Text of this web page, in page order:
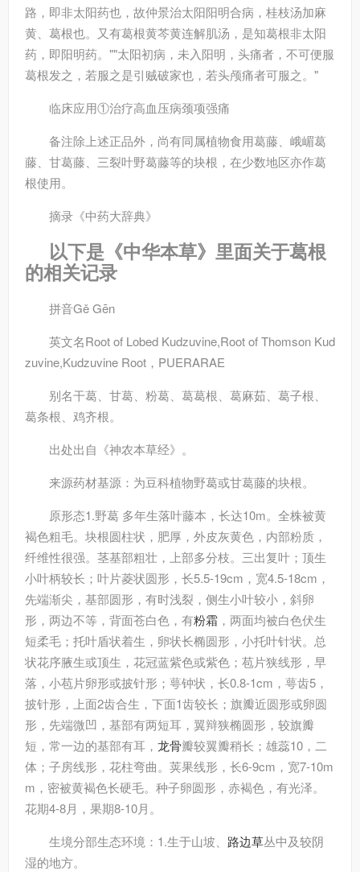
路，即非太阳药也，故仲景治太阳阳明合病，桂枝汤加麻
黄、葛根也。又有葛根黄芩黄连解肌汤，是知葛根非太阳
药，即阳明药。""太阳初病，未入阳明，头痛者，不可便服
葛根发之，若服之是引贼破家也，若头颅痛者可服之。"
临床应用①治疗高血压病颈项强痛
备注除上述正品外，尚有同属植物食用葛藤、峨嵋葛
藤、甘葛藤、三裂叶野葛藤等的块根，在少数地区亦作葛
根使用。
摘录 《中药大辞典》
以下是《中华本草》里面关于葛根
的相关记录
拼音Gě Gēn
英文名Root of Lobed Kudzuvine,Root of Thomson Kud
zuvine,Kudzuvine Root，PUERARAE
别名干葛、甘葛、粉葛、葛葛根、葛麻茹、葛子根、
葛条根、鸡齐根。
出处出自《神农本草经》。
来源药材基源：为豆科植物野葛或甘葛藤的块根。
原形态1.野葛 多年生落叶藤本，长达10m。全株被黄
褐色粗毛。块根圆柱状，肥厚，外皮灰黄色，内部粉质，
纤维性很强。茎基部粗壮，上部多分枝。三出复叶；顶生
小叶柄较长；叶片菱状圆形，长5.5-19cm，宽4.5-18cm，
先端渐尖，基部圆形，有时浅裂，侧生小叶较小，斜卵
形，两边不等，背面苍白色，有粉霜 ，两面均被白色伏生
短柔毛；托叶盾状着生，卵状长椭圆形，小托叶针状。总
状花序腋生或顶生，花冠蓝紫色或紫色；苞片狭线形，早
落，小苞片卵形或披针形；萼钟状，长0.8-1cm，萼齿5，
披针形，上面2齿合生，下面1齿较长；旗瓣近圆形或卵圆
形，先端微凹，基部有两短耳，翼辩狭椭圆形，较旗瓣
短，常一边的基部有耳， 龙骨瓣较翼瓣稍长；雄蕊10，二
体；子房线形，花柱弯曲。荚果线形，长6-9cm，宽7-10m
m，密被黄褐色长硬毛。种子卵圆形，赤褐色，有光泽。
花期4-8月，果期8-10月。
生境分部生态环境：1.生于山坡、 路边草丛中及较阴
湿的地方。